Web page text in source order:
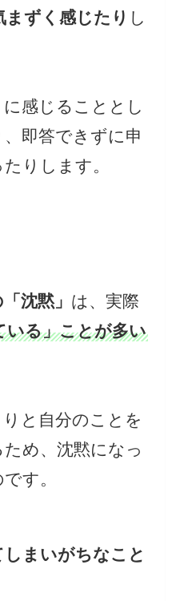
ずく感じたり し
感じることとし
即答できずに申
りします。
沈黙」 は、実際
いる」ことが多い
と自分のことを
め、沈黙になっ
す。
まいがちなこと